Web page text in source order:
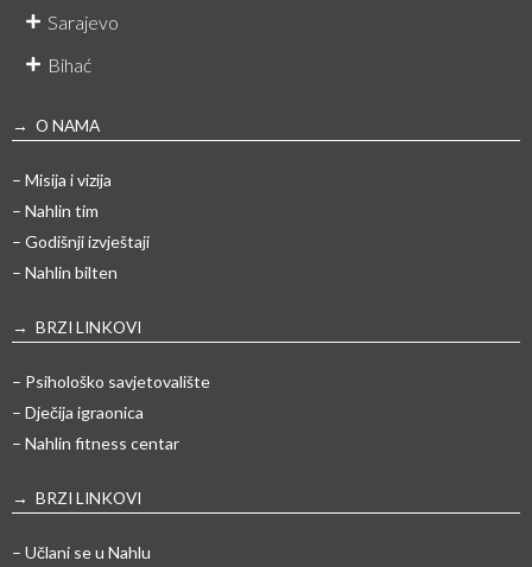
Sarajevo
Bihać
→ O NAMA
– Misija i vizija
– Nahlin tim
– Godišnji izvještaji
– Nahlin bilten
→ BRZI LINKOVI
– Psihološko savjetovalište
– Dječija igraonica
– Nahlin fitness centar
→ BRZI LINKOVI
– Učlani se u Nahlu